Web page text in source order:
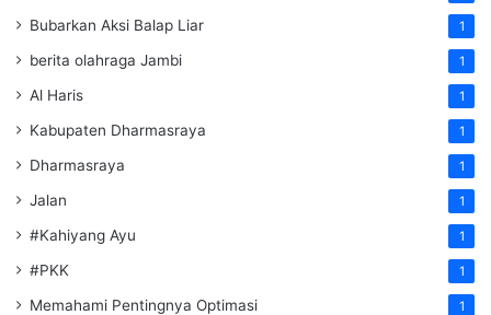
Bubarkan Aksi Balap Liar 1
berita olahraga Jambi 1
Al Haris 1
Kabupaten Dharmasraya 1
Dharmasraya 1
Jalan 1
#Kahiyang Ayu 1
#PKK 1
Memahami Pentingnya Optimasi 1